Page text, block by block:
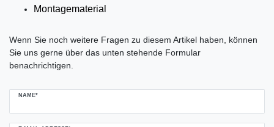
Montagematerial
Wenn Sie noch weitere Fragen zu diesem Artikel haben, können
Sie uns gerne über das unten stehende Formular
benachrichtigen.
NAME*